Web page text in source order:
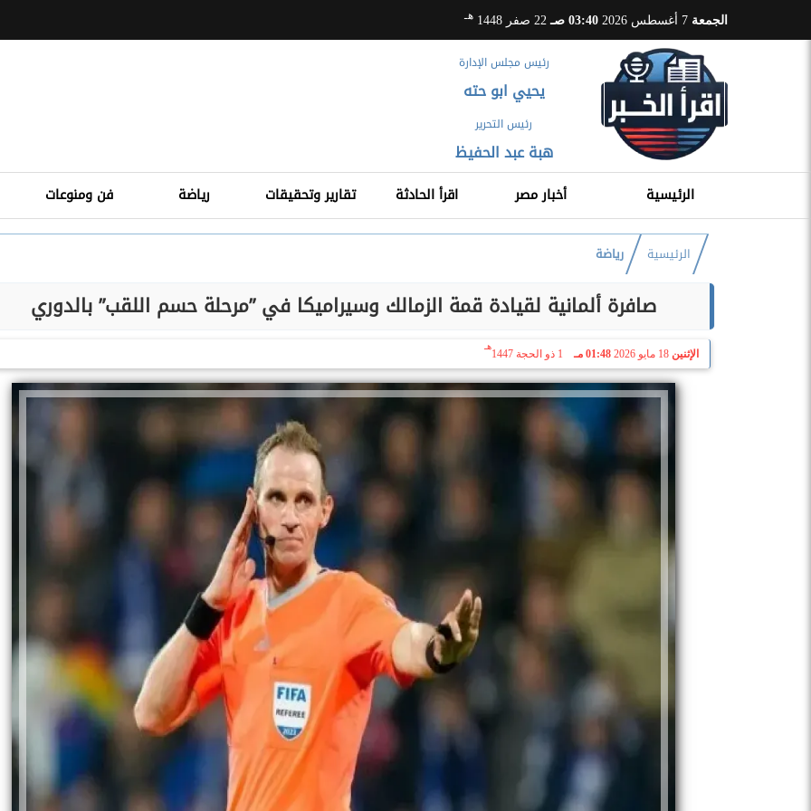
الجمعة 03:40 صـ 22 صفر 1448 هـ
رئيس مجلس الإدارة
يحيي ابو حته
رئيس التحرير
هبة عبد الحفيظ
الرئيسية أخبار مصر اقرأ الحادثة تقارير وتحقيقات رياضة فن ومنوعات
الرئيسية رياضة
صافرة ألمانية لقيادة قمة الزمالك وسيراميكا في ”مرحلة حسم اللقب” بالدوري
الإثنين 18 مايو 2026 01:48 مـ 1 ذو الحجة 1447
هـ